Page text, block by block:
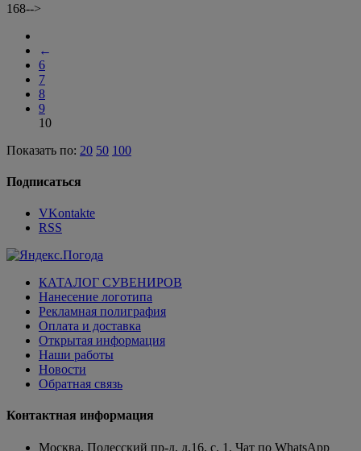
168-->
←
6
7
8
9
10
Показать по: 20 50 100
Подписаться
VKontakte
RSS
КАТАЛОГ СУВЕНИРОВ
Нанесение логотипа
Рекламная полиграфия
Оплата и доставка
Открытая информация
Наши работы
Новости
Обратная связь
Контактная информация
Москва, Полесский пр-д, д.16, с. 1. Чат по WhatsApp